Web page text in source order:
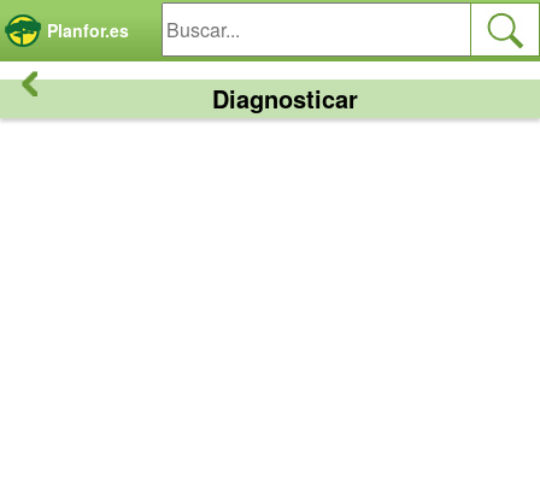
Planfor.es
Diagnosticar
Panel de gestión de cookies